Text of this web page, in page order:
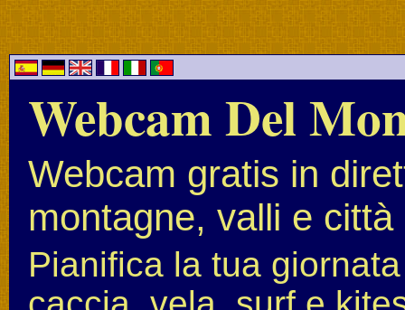
Webcam Del
Webcam gratis in
montagne, valli e città
Pianifica la tua